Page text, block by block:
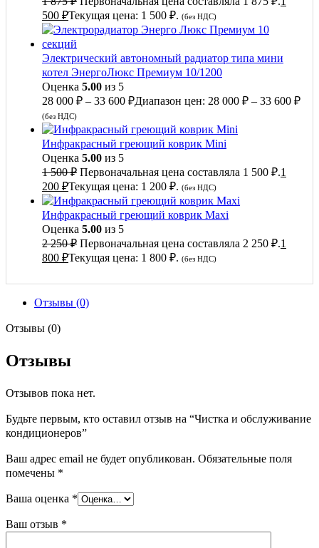
500 ₽Текущая цена: 1 500 ₽. (без НДС)
Электрический автономный радиатор типа мини
котел ЭнергоЛюкс Премиум 10/1200
Оценка 5.00 из 5
28 000 ₽ – 33 600 ₽Диапазон цен: 28 000 ₽ – 33 600 ₽
(без НДС)
Инфракрасный греющий коврик Mini
Оценка 5.00 из 5
1 500₽ Первоначальная цена составляла 1 500 ₽.1
200 ₽Текущая цена: 1 200 ₽. (без НДС)
Инфракрасный греющий коврик Maxi
Оценка 5.00 из 5
2 250₽ Первоначальная цена составляла 2 250 ₽.1
800 ₽Текущая цена: 1 800 ₽. (без НДС)
Отзывы (0)
Отзывы (0)
Отзывы
Отзывов пока нет.
Будьте первым, кто оставил отзыв на “Чистка и обслуживание
кондиционеров”
Ваш адрес email не будет опубликован. Обязательные поля
помечены *
Ваша оценка *
Ваш отзыв *